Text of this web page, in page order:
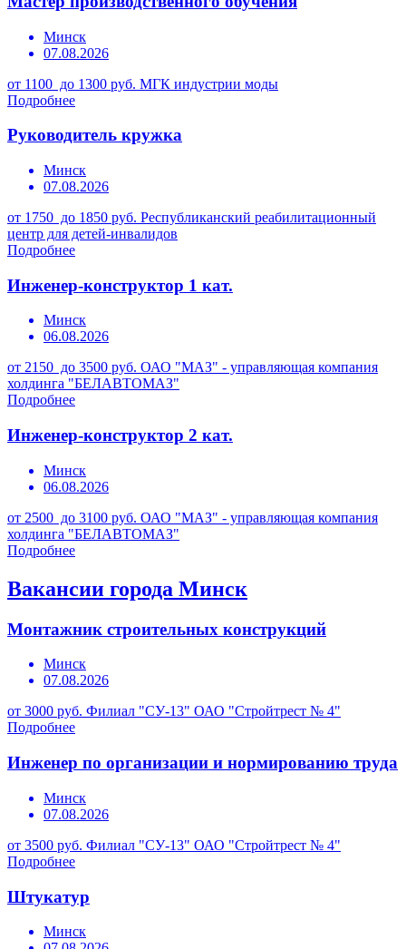
Минск
07.08.2026
от 1100 до 1300 руб. МГК индустрии моды
Подробнее
Руководитель кружка
Минск
07.08.2026
от 1750 до 1850 руб. Республиканский реабилитационный
центр для детей-инвалидов
Подробнее
Инженер-конструктор 1 кат.
Минск
06.08.2026
от 2150 до 3500 руб. ОАО "МАЗ" - управляющая компания
холдинга "БЕЛАВТОМАЗ"
Подробнее
Инженер-конструктор 2 кат.
Минск
06.08.2026
от 2500 до 3100 руб. ОАО "МАЗ" - управляющая компания
холдинга "БЕЛАВТОМАЗ"
Подробнее
Вакансии города Минск
Монтажник строительных конструкций
Минск
07.08.2026
от 3000 руб. Филиал "СУ-13" ОАО "Стройтрест № 4"
Подробнее
Инженер по организации и нормированию труда
Минск
07.08.2026
от 3500 руб. Филиал "СУ-13" ОАО "Стройтрест № 4"
Подробнее
Штукатур
Минск